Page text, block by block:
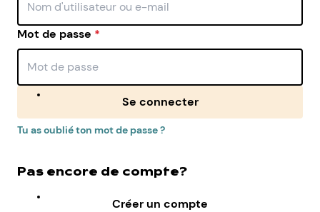
Mot de passe *
Se connecter
Tu as oublié ton mot de passe ?
Pas encore de compte?
Créer un compte